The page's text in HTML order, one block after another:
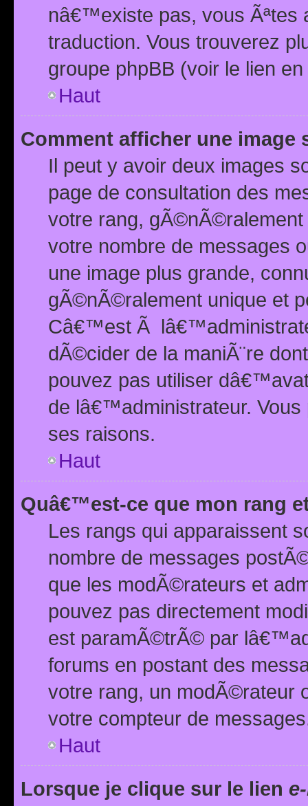
nâ€™existe pas, vous Ãªtes
traduction. Vous trouverez
groupe phpBB (voir le lien
Haut
Comment afficher une image
Il peut y avoir deux images
page de consultation des
votre rang,
votre nombre de messages
une image plus grande,
gÃ©nÃ©ralement unique et
Câ€™est Ã
dÃ©cider de la maniÃ¨re
pouvez pas utiliser
de lâ€™administrateur.
ses raisons.
Haut
Quâ€™est-ce que mon rang
Les rangs qui apparaissent
nombre de messages
que les modÃ©rateurs et
pouvez pas directement
est paramÃ©trÃ© par
forums en postant des
votre rang, un modÃ©rateur
votre compteur de
Haut
Lorsque je clique sur le lien